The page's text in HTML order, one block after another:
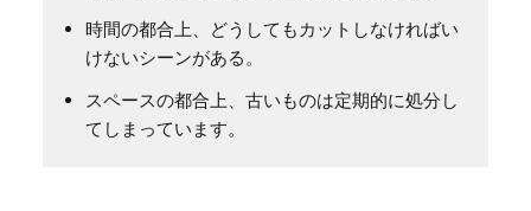
時間の都合上、どうしてもカットしなければい
けないシーンがある。
スペースの都合上、古いものは定期的に処分し
てしまっています。